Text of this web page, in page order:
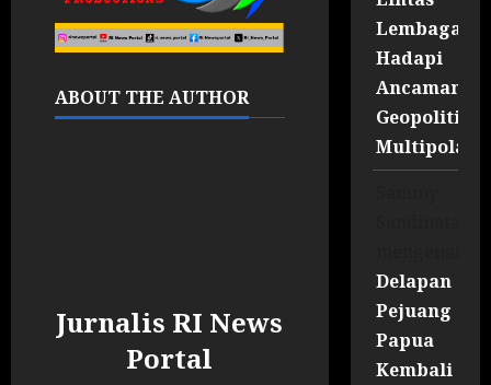
ABOUT THE AUTHOR
Jurnalis RI News
Portal
Lembaga
Hadapi
Ancaman
Geopolitik
Multipolar
Delapan
Pejuang
Papua
Kembali